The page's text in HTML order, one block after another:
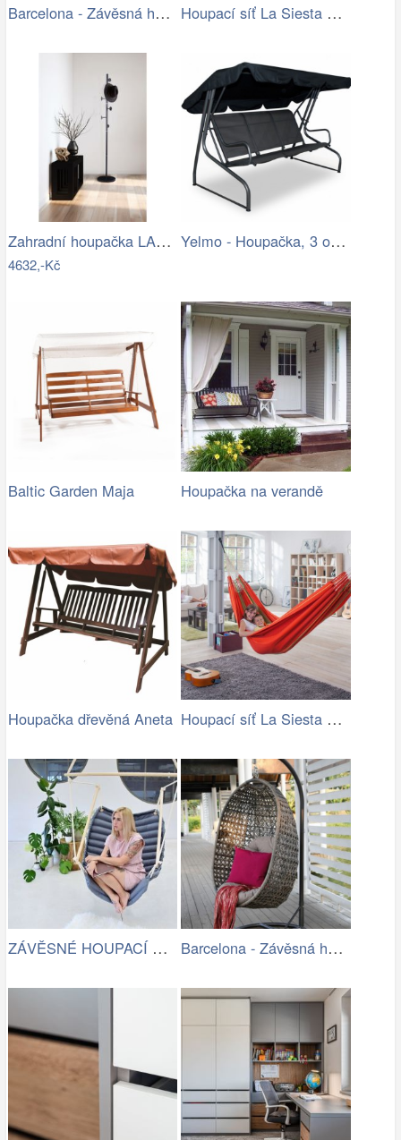
Barcelona - Závěsná houpačka (hnědá) Houpací síť La Siesta Flora Family …
Zahradní houpačka LAMIA Tempo Kondela
4632,-Kč
Yelmo - Houpačka, 3 osoby (grafit,…
Baltic Garden Maja Houpačka na verandě
Houpačka dřevěná Aneta Houpací síť La Siesta Flora Family …
ZÁVĚSNÉ HOUPACÍ KŘESLO CHILLO, ŠEDÉ Barcelona - Závěsná houpačka (šedá)